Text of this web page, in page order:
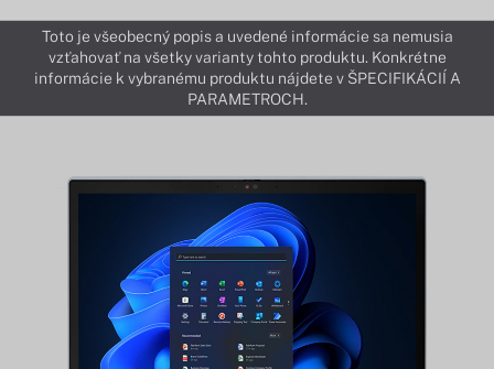
Toto je všeobecný popis a uvedené informácie sa nemusia
vzťahovať na všetky varianty tohto produktu. Konkrétne
informácie k vybranému produktu nájdete v ŠPECIFIKÁCIÍ A
PARAMETROCH.